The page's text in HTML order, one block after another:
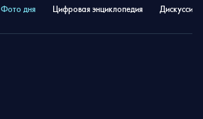
Фото дня Цифровая энциклопедия